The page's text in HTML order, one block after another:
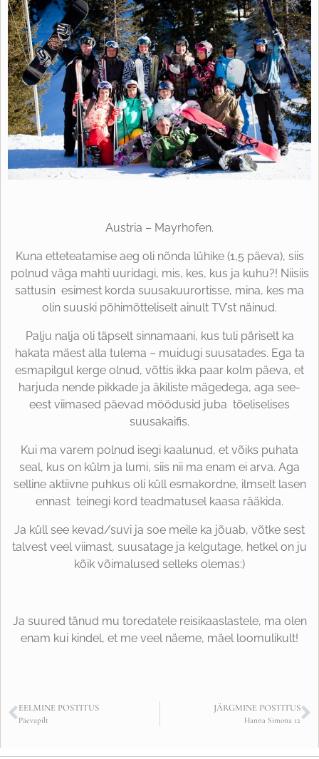
Austria – Mayrhofen.
Kuna etteteatamise aeg oli nõnda lühike (1,5 päeva), siis
polnud väga mahti uuridagi, mis, kes, kus ja kuhu?! Niisiis
sattusin esimest korda suusakuurortisse, mina, kes ma
olin suuski põhimõtteliselt ainult TV’st näinud.
Palju nalja oli täpselt sinnamaani, kus tuli päriselt ka
hakata mäest alla tulema – muidugi suusatades. Ega ta
esmapilgul kerge olnud, võttis ikka paar kolm päeva, et
harjuda nende pikkade ja äkiliste mägedega, aga see-
eest viimased päevad möödusid juba tõeliselises
suusakaifis.
Kui ma varem polnud isegi kaalunud, et võiks puhata
seal, kus on külm ja lumi, siis nii ma enam ei arva. Aga
selline aktiivne puhkus oli küll esmakordne, ilmselt lasen
ennast teinegi kord teadmatusel kaasa rääkida.
Ja küll see kevad/suvi ja soe meile ka jõuab, võtke sest
talvest veel viimast, suusatage ja kelgutage, hetkel on ju
kõik võimalused selleks olemas:)
Ja suured tänud mu toredatele reisikaaslastele, ma olen
enam kui kindel, et me veel näeme, mäel loomulikult!
EELMINE POSTITUS
Päevapilt
JÄRGMINE POSTITUS
Hanna Simona 12